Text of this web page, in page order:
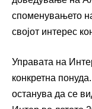
споменувањето
својот интерес
Управата на
конкретна
останува да се